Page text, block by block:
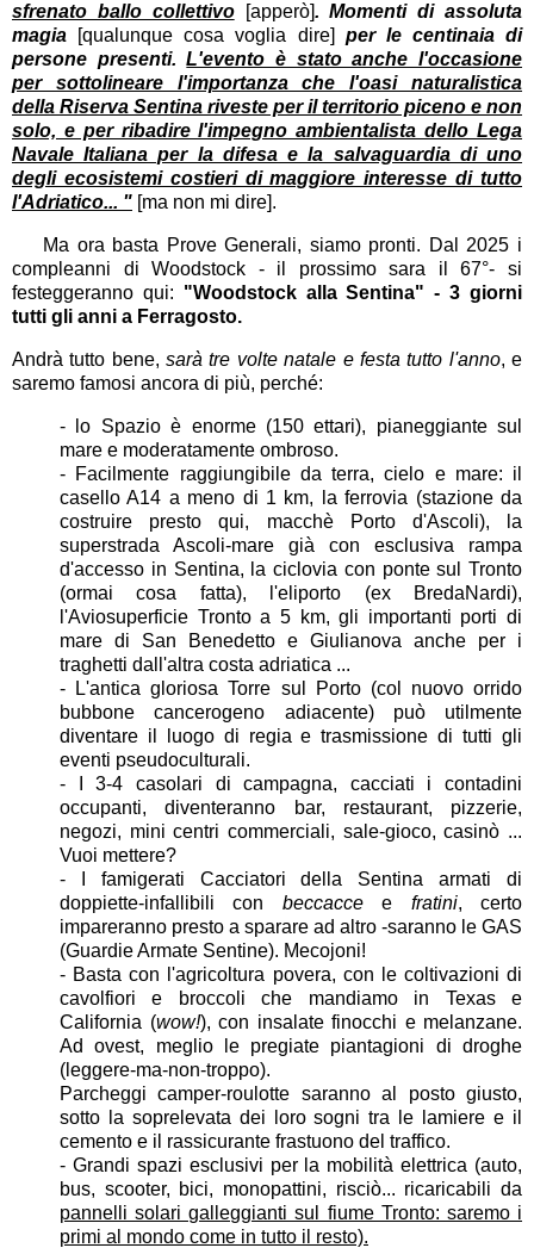
sfrenato ballo collettivo
[apperò]. Momenti di assoluta
magia
[qualunque cosa voglia dire] per le centinaia di
persone presenti.L'evento è stato anche l'occasione
per sottolineare l'importanza che l'oasi naturalistica
della Riserva Sentina riveste per il territorio piceno e non
solo, e per ribadire l'impegno ambientalista dello Lega
Navale Italiana per la difesa e la salvaguardia di uno
degli ecosistemi costieri di maggiore interesse di tutto
l'Adriatico... " [ma non mi dire].
Ma ora basta Prove Generali, siamo pronti. Dal 2025 i
compleanni di Woodstock - il prossimo sara il 67°- si
festeggeranno qui: "Woodstock alla Sentina" - 3 giorni
tutti gli anni a Ferragosto.
Andrà tutto bene,sarà tre volte natale e festa tutto l'anno, e
saremo famosi ancora di più, perché:
- lo Spazio è enorme (150 ettari), pianeggiante sul
mare e moderatamente ombroso.
- Facilmente raggiungibile da terra, cielo e mare: il
casello A14 a meno di 1 km, la ferrovia (stazione da
costruire presto qui, macchè Porto d'Ascoli), la
superstrada Ascoli­-mare già con esclusiva rampa
d'accesso in Sentina, la ciclovia con ponte sul Tronto
(ormai cosa fatta), l'eliporto (ex BredaNardi),
l'Aviosuperficie Tronto a 5 km, gli importanti porti di
mare di San Benedetto e Giulianova anche per i
traghetti dall'altra costa adriatica ...
- L'antica gloriosa Torre sul Porto (col nuovo orrido
bubbone cancerogeno adiacente) può utilmente
diventare il luogo di regia e trasmissione di tutti gli
eventi pseudoculturali.
- I 3-4 casolari di campagna, cacciati i contadini
occupanti, diventeranno bar, restaurant, pizzerie,
negozi, mini centri commerciali, sale-gioco, casinò ...
Vuoi mettere?
- I famigerati Cacciatori della Sentina armati di
doppiette-infallibili con beccaccee fratini, certo
impareranno presto a sparare ad altro -saranno le GAS
(Guardie Armate Sentine). Mecojoni!
- Basta con l'agricoltura povera, con le coltivazioni di
cavolfiori e broccoli che mandiamo in Texas e
California (wow!), con insalate finocchi e melanzane.
Ad ovest, meglio le pregiate piantagioni di droghe
(leggere-ma-non-troppo).
Parcheggi camper-roulotte saranno al posto giusto,
sotto la soprelevata dei loro sogni tra le lamiere e il
cemento e il rassicurante frastuono del traffico.
- Grandi spazi esclusivi per la mobilità elettrica (auto,
bus, scooter, bici, monopattini, risciò... ricaricabili da
pannelli solari galleggianti sul fiume Tronto: saremo i
primi al mondo come in tutto il resto).